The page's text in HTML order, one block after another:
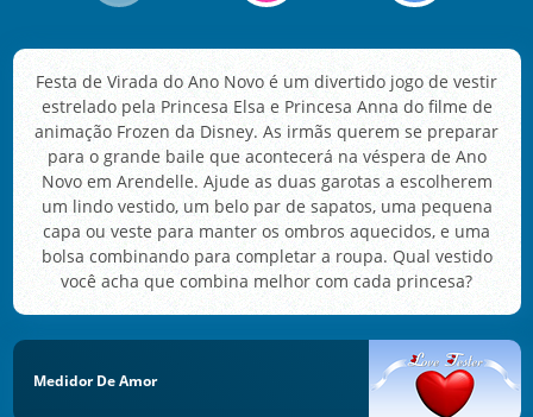
Festa de Virada do Ano Novo é um divertido jogo de vestir
estrelado pela Princesa Elsa e Princesa Anna do filme de
animação Frozen da Disney. As irmãs querem se preparar
para o grande baile que acontecerá na véspera de Ano
Novo em Arendelle. Ajude as duas garotas a escolherem
um lindo vestido, um belo par de sapatos, uma pequena
capa ou veste para manter os ombros aquecidos, e uma
bolsa combinando para completar a roupa. Qual vestido
você acha que combina melhor com cada princesa?
Medidor De Amor